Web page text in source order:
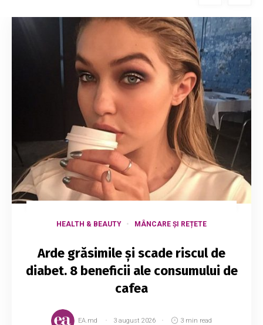
HEALTH & BEAUTY MÂNCARE ȘI REȚETE
Arde grăsimile și scade riscul de
diabet. 8 beneficii ale consumului de
cafea
EA.md 3 august 2026 3 min read